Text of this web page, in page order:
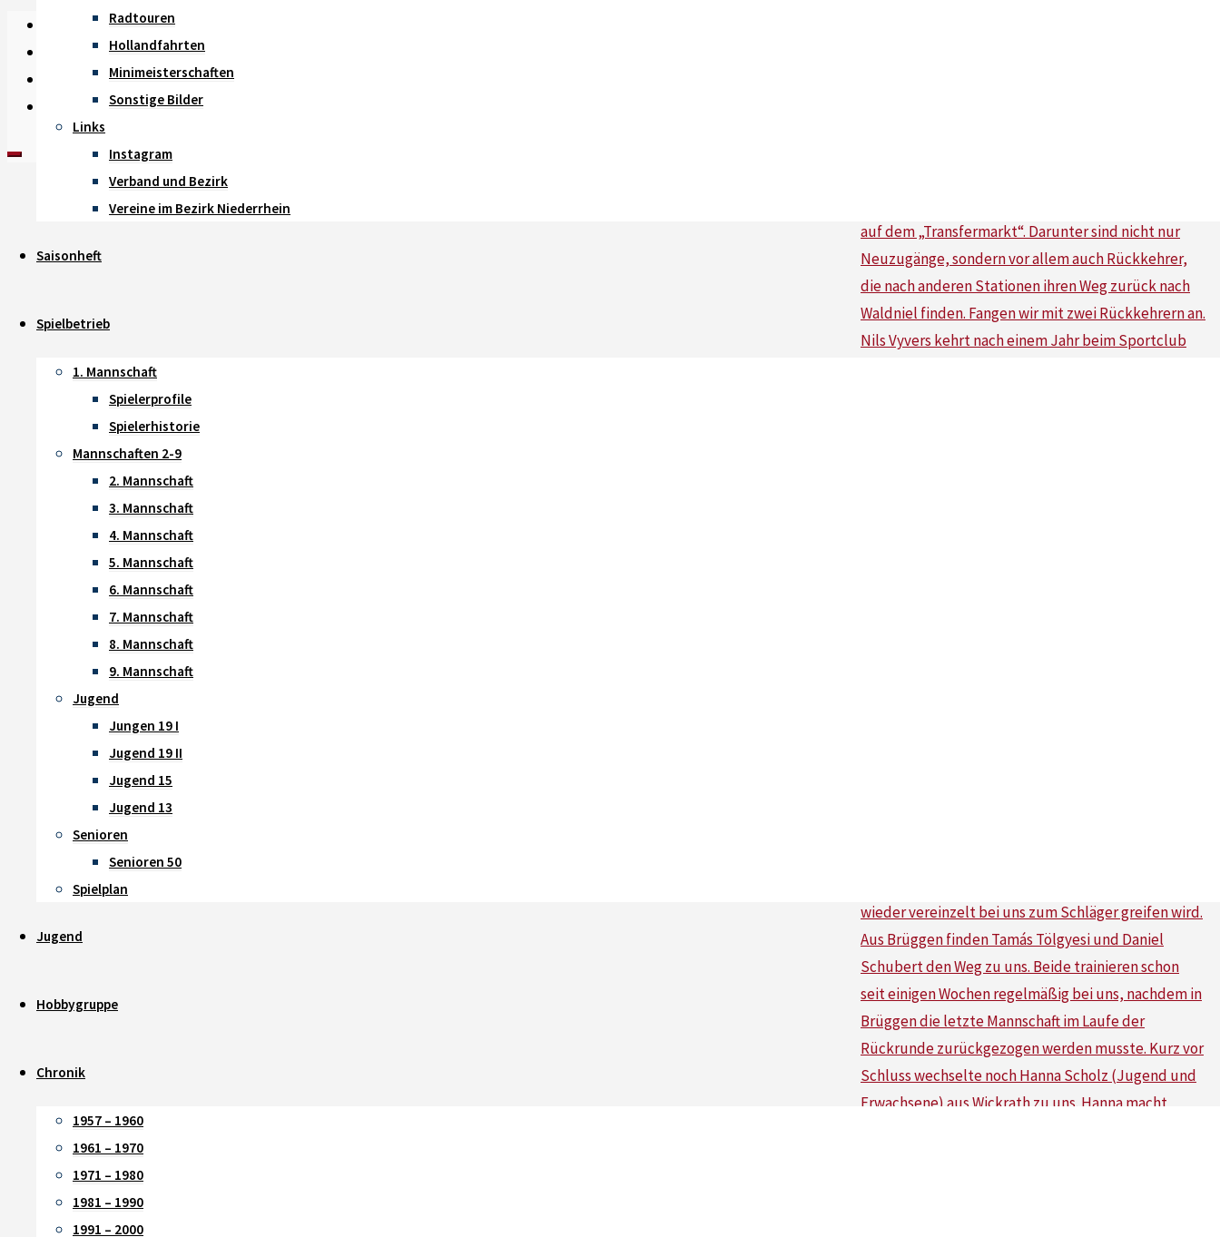
Radtouren
Hollandfahrten
Minimeisterschaften
Sonstige Bilder
Links
Instagram
Verband und Bezirk
Vereine im Bezirk Niederrhein
Saisonheft
Spielbetrieb
1. Mannschaft
Spielerprofile
Spielerhistorie
Mannschaften 2-9
2. Mannschaft
3. Mannschaft
4. Mannschaft
5. Mannschaft
6. Mannschaft
7. Mannschaft
8. Mannschaft
9. Mannschaft
Jugend
Jungen 19 I
Jugend 19 II
Jugend 15
Jugend 13
Senioren
Senioren 50
Spielplan
Jugend
Hobbygruppe
Chronik
1957 – 1960
1961 – 1970
1971 – 1980
1981 – 1990
1991 – 2000
Impressum-
Datenschutz-
Instagram-